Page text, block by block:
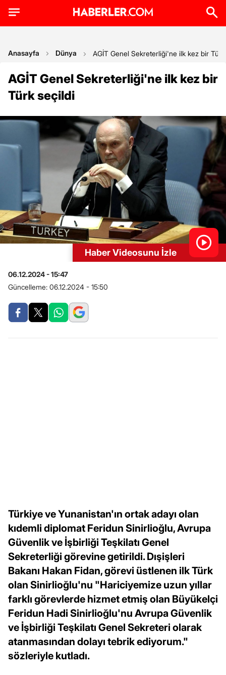
Anasayfa Dünya AGİT Genel Sekreterliği'ne ilk kez bir
AGİT Genel Sekreterliği'ne ilk kez bir
Türk seçildi
Haber Videosunu İzle
06.12.2024 - 15:47
Güncelleme: 06.12.2024 - 15:50
Türkiye ve Yunanistan'ın ortak adayı olan
kıdemli diplomat Feridun Sinirlioğlu, Avrupa
Güvenlik ve İşbirliği Teşkilatı Genel
Sekreterliği görevine getirildi. Dışişleri
Bakanı Hakan Fidan, görevi üstlenen ilk Türk
olan Sinirlioğlu'nu "Hariciyemize uzun yıllar
farklı görevlerde hizmet etmiş olan Büyükelçi
Feridun Hadi Sinirlioğlu'nu Avrupa Güvenlik
ve İşbirliği Teşkilatı Genel Sekreteri olarak
atanmasından dolayı tebrik ediyorum."
sözleriyle kutladı.